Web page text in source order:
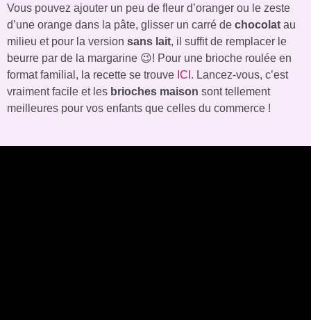
Vous pouvez ajouter un peu de fleur d’oranger ou le zeste
d’une orange dans la pâte, glisser un carré de chocolat au
milieu et pour la version sans lait, il suffit de remplacer le
beurre par de la margarine 😉! Pour une brioche roulée en
format familial, la recette se trouve ICI. Lancez-vous, c’est
vraiment facile et les brioches maison sont tellement
meilleures pour vos enfants que celles du commerce !